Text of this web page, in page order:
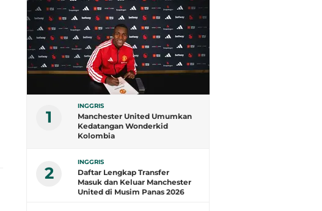
1
INGGRIS
Manchester United Umumkan
Kedatangan Wonderkid
Kolombia
2
INGGRIS
Daftar Lengkap Transfer
Masuk dan Keluar Manchester
United di Musim Panas 2026